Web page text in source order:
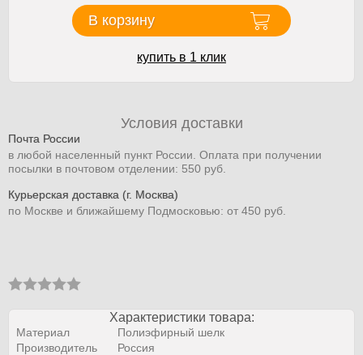
В корзину
купить в 1 клик
Условия доставки
Почта России
в любой населенный пункт России. Оплата при получении
посылки в почтовом отделении: 550 руб.
Курьерская доставка (г. Москва)
по Москве и ближайшему Подмосковью: от 450 руб.
Характеристики товара:
Материал
Полиэфирный шелк
Производитель
Россия